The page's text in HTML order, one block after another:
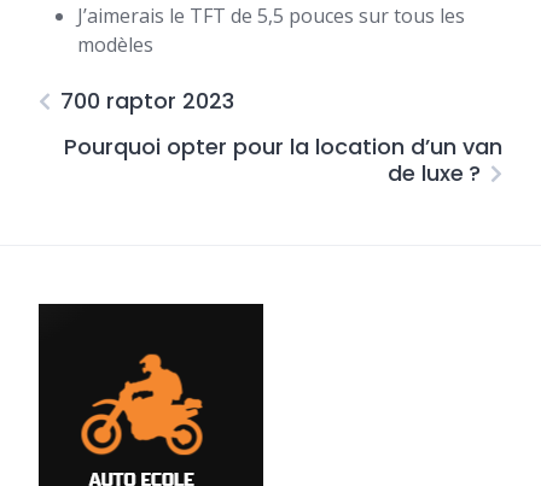
J’aimerais le TFT de 5,5 pouces sur tous les
modèles
700 raptor 2023
Pourquoi opter pour la location d’un van
de luxe ?